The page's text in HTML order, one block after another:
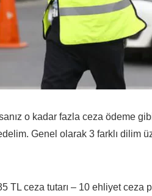
o kadar fazla ceza ödeme
Genel olarak 3 farklı dilim
TL ceza tutarı – 10 ehliyet ceza